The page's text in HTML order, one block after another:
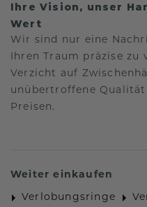
Ihre Vision, unser
Wert
Wir sind nur eine
Ihren Traum präzise zu
Verzicht auf
unübertroffene
Preisen.
Weiter einkaufen
Verlobungsringe